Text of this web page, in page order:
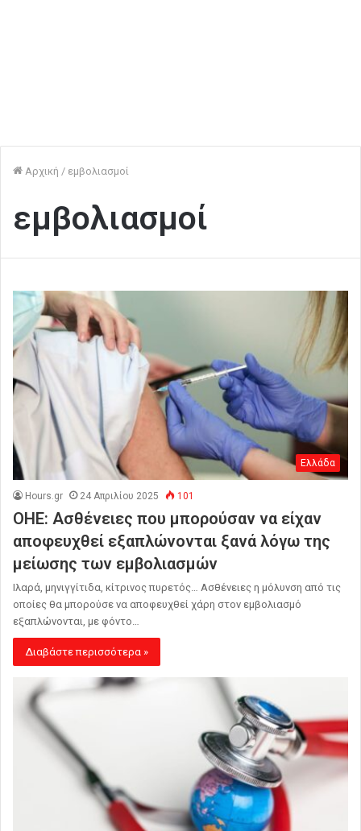
Αρχική / εμβολιασμοί
εμβολιασμοί
Ελλάδα
Hours.gr 24 Απριλίου 2025 101
ΟΗΕ: Ασθένειες που μπορούσαν να είχαν
αποφευχθεί εξαπλώνονται ξανά λόγω της
μείωσης των εμβολιασμών
Ιλαρά, μηνιγγίτιδα, κίτρινος πυρετός… Ασθένειες η μόλυνση από τις
οποίες θα μπορούσε να αποφευχθεί χάρη στον εμβολιασμό
εξαπλώνονται, με φόντο…
Διαβάστε περισσότερα »